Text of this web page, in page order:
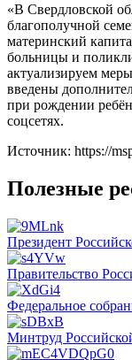
«В Свердловской
благополучной
материнский
больницы и
актуализируем
введены
при рождении
соцсетях.
Источник: https://
Полезные
Президент
Правительство
Федеральное
Минтруд